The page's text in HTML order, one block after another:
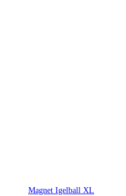
Magnet Igelball XL